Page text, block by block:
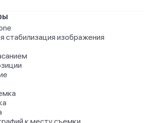
стабилизация изображения